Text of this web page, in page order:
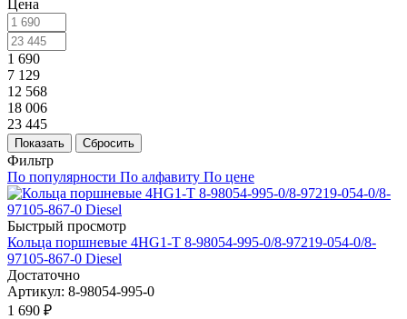
Цена
1 690
7 129
12 568
18 006
23 445
Показать Сбросить
Фильтр
По популярности По алфавиту По цене
Быстрый просмотр
Кольца поршневые 4HG1-T 8-98054-995-0/8-97219-054-0/8-
97105-867-0 Diesel
Достаточно
Артикул: 8-98054-995-0
1 690 ₽